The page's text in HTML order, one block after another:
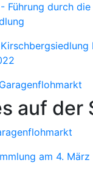
Führung durch die
auf der
am 4.